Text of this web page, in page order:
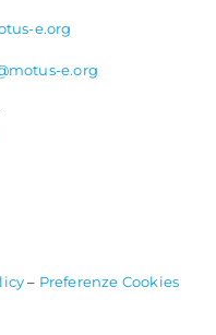
o meno alla rete, per il
connettori per
e.org
e.org
– Preferenze Cookies